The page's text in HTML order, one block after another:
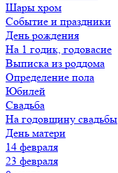
Шары хром
Событие и праздники
День рождения
На 1 годик, годовасие
Выписка из роддома
Определение пола
Юбилей
Свадьба
На годовщину свадьбы
День матери
14 февраля
23 февраля